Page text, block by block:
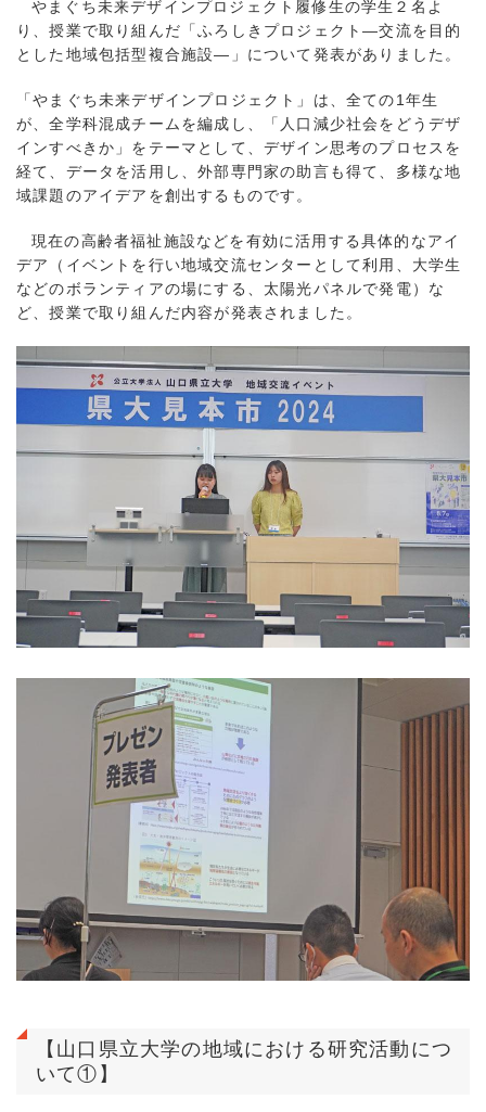
やまぐち未来デザインプロジェクト履修生の学生２名よ
り、授業で取り組んだ「ふろしきプロジェクト―交流を目的
とした地域包括型複合施設―」について発表がありました。
「やまぐち未来デザインプロジェクト」は、全ての1年生
が、全学科混成チームを編成し、「人口減少社会をどうデザ
インすべきか」をテーマとして、デザイン思考のプロセスを
経て、データを活用し、外部専門家の助言も得て、多様な地
域課題のアイデアを創出するものです。
現在の高齢者福祉施設などを有効に活用する具体的なアイ
デア（イベントを行い地域交流センターとして利用、大学生
などのボランティアの場にする、太陽光パネルで発電）な
ど、授業で取り組んだ内容が発表されました。
【山口県立大学の地域における研究活動につ
いて①】